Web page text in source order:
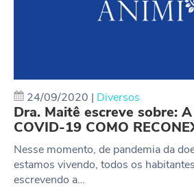
24/09/2020 | Diversos
Dra. Maitê escreve sobre:
COVID-19 COMO
Nesse momento, de pandemia da
estamos vivendo, todos os
escrevendo a…